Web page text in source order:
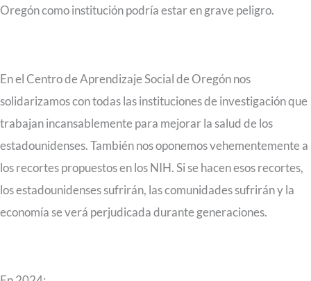
Oregón como institución podría estar en grave peligro.
En el Centro de Aprendizaje Social de Oregón nos
solidarizamos con todas las instituciones de investigación que
trabajan incansablemente para mejorar la salud de los
estadounidenses. También nos oponemos vehementemente a
los recortes propuestos en los NIH. Si se hacen esos recortes,
los estadounidenses sufrirán, las comunidades sufrirán y la
economía se verá perjudicada durante generaciones.